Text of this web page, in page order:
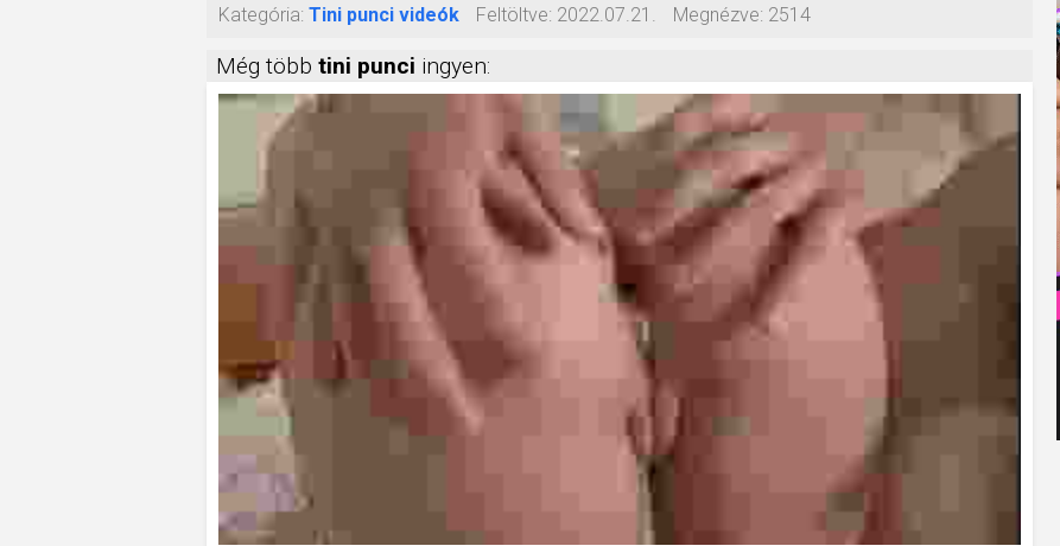
Kategória: Tini punci videók Feltöltve: 2022.07.21. Megnézve: 2514
Még több tini punci ingyen: